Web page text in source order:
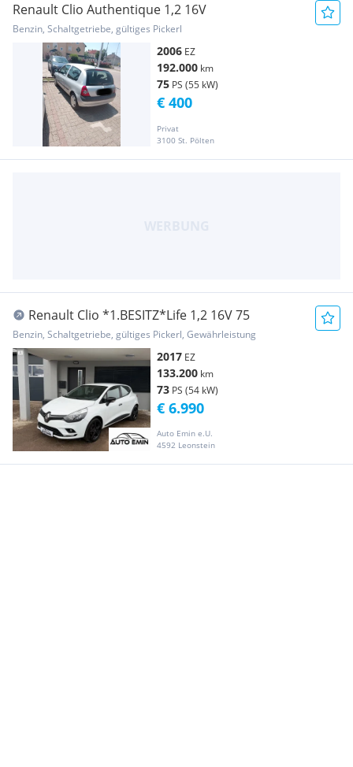
Renault Clio Authentique 1,2 16V
Benzin, Schaltgetriebe, gültiges Pickerl
2006 EZ
192.000 km
75 PS (55 kW)
Privat
3100 St. Pölten
€ 400
Renault Clio *1.BESITZ*Life 1,2 16V 75
Benzin, Schaltgetriebe, gültiges Pickerl, Gewährleistung
2017 EZ
133.200 km
73 PS (54 kW)
Auto Emin e.U.
4592 Leonstein
€ 6.990